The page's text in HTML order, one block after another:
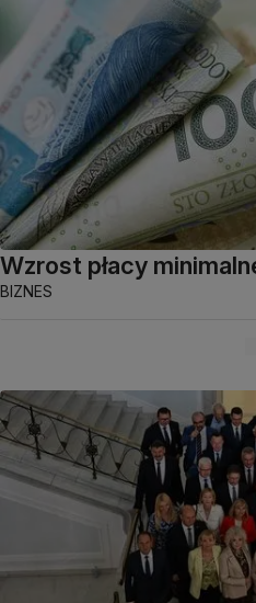
Wzrost płacy
BIZNES